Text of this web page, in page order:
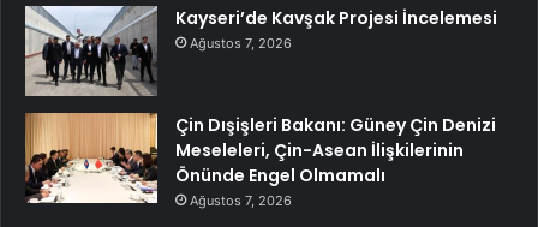
Kayseri’de Kavşak Projesi İncelemesi
Ağustos 7, 2026
Çin Dışişleri Bakanı: Güney Çin Denizi
Meseleleri, Çin-Asean İlişkilerinin
Önünde Engel Olmamalı
Ağustos 7, 2026